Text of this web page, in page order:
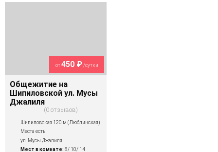
от450 ₽/сутки
Общежитие на
Шипиловской ул. Мусы
Джалиля
0 отзывов
Шипиловская 120 м (Люблинская)
Места есть
ул. Мусы Джалиля
Мест в комнате: 8/ 10/ 14